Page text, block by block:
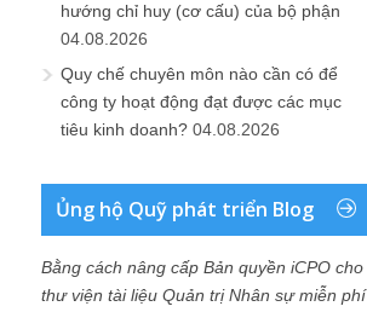
hướng chỉ huy (cơ cấu) của bộ phận
04.08.2026
Quy chế chuyên môn nào cần có để
công ty hoạt động đạt được các mục
tiêu kinh doanh? 04.08.2026
Ủng hộ Quỹ phát triển Blog
Bằng cách nâng cấp Bản quyền iCPO cho
thư viện tài liệu Quản trị Nhân sự miễn phí